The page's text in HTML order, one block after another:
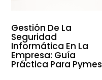
Gestión De La
Seguridad
Informática En La
Empresa: Guía
Práctica Para Pymes